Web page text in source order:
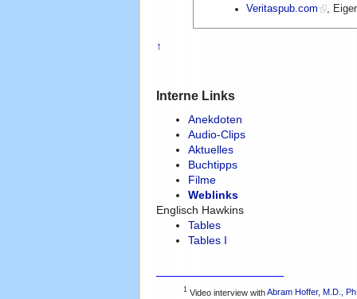
Veritaspub.com ,
↑
Interne Links
Anekdoten
Audio-Clips
Aktuelles
Buchtipps
Filme
Weblinks
Englisch Hawkins
Tables
Tables I
1Video interview withAbram Hoffer, M.D.,